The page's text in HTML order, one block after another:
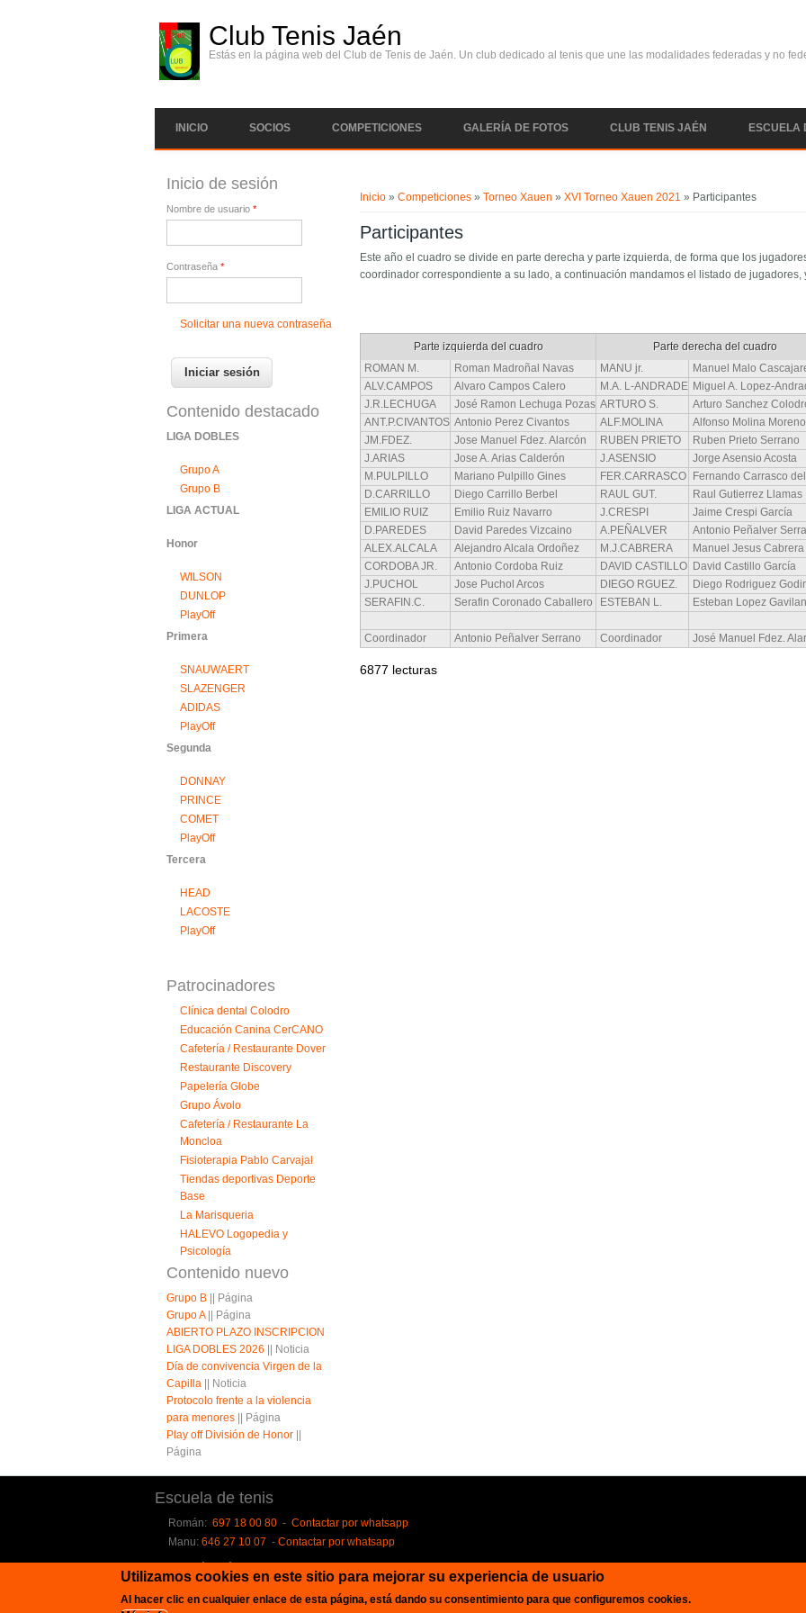
Club Tenis Jaén
Estás en la página web del Club de Tenis de Jaén. Un club dedicado al tenis que une las modalidades federadas y no
INICIO SOCIOS COMPETICIONES GALERÍA DE FOTOS CLUB TENIS JAÉN ESCUELA
Inicio »Competiciones »Torneo Xauen »XVI Torneo Xauen 2021 » Participantes
Participantes
Este año el cuadro se divide en parte derecha y parte izquierda, de forma que los
coordinador correspondiente a su lado, a continuación mandamos el listado de
Parte izquierda del cuadro
Parte derecha del cuadro
ROMAN M.
Roman Madroñal Navas MANU jr.
Manuel Malo
ALV.CAMPOS
Alvaro Campos Calero M.A. L-ANDRADE Miguel A. Lopez-
J.R.LECHUGA
José Ramon Lechuga Pozas ARTURO S.
Arturo Sanchez
ANT.P.CIVANTOS Antonio Perez Civantos ALF.MOLINA
Alfonso Molina Moreno
JM.FDEZ.
Jose Manuel Fdez. Alarcón RUBEN PRIETO
Ruben Prieto Serrano
J.ARIAS
Jose A. Arias Calderón J.ASENSIO
Jorge Asensio Acosta
M.PULPILLO
Mariano Pulpillo Gines FER.CARRASCO
Fernando Carrasco
D.CARRILLO
Diego Carrillo Berbel RAUL GUT.
Raul Gutierrez Llamas
EMILIO RUIZ
Emilio Ruiz Navarro J.CRESPI
Jaime Crespi García
D.PAREDES
David Paredes Vizcaino A.PEÑALVER
Antonio Peñalver
ALEX.ALCALA
Alejandro Alcala Ordoñez M.J.CABRERA
Manuel Jesus
CORDOBA JR.
Antonio Cordoba Ruiz DAVID CASTILLO David Castillo García
J.PUCHOL
Jose Puchol Arcos DIEGO RGUEZ.
Diego Rodriguez
SERAFIN.C.
Serafin Coronado Caballero ESTEBAN L. Esteban Lopez Gavilan
Coordinador Antonio Peñalver Serrano Coordinador José Manuel Fdez.
6877 lecturas
Inicio de sesión
Nombre de usuario*
Contraseña*
Solicitar una nueva contraseña
Contenido destacado
LIGA DOBLES
Grupo A
Grupo B
LIGA ACTUAL
Honor
WILSON
DUNLOP
PlayOff
Primera
SNAUWAERT
SLAZENGER
ADIDAS
PlayOff
Segunda
DONNAY
PRINCE
COMET
PlayOff
Tercera
HEAD
LACOSTE
PlayOff
Patrocinadores
Clínica dental Colodro
Educación Canina CerCANO
Cafetería / Restaurante Dover
Restaurante Discovery
Papelería Globe
Grupo Ávolo
Cafetería / Restaurante La
Moncloa
Fisioterapia Pablo Carvajal
Tiendas deportivas Deporte
Base
La Marisqueria
HALEVO Logopedia y
Psicología
Contenido nuevo
Grupo B
Página
Grupo A
Página
ABIERTO PLAZO INSCRIPCION
LIGA DOBLES 2026
Noticia
Día de convivencia Virgen de la
Capilla
Noticia
Protocolo frente a la violencia
para menores
Página
Play off División de Honor
Página
Escuela de tenis
Román: 697 18 00 80 - Contactar por whatsapp
Manu: 646 27 10 07 - Contactar por whatsapp
Patrocinadores
Utilizamos cookies en este sitio para mejorar su experiencia de usuario
Al hacer clic en cualquier enlace de esta página, está dando su consentimiento para que configuremos cookies.